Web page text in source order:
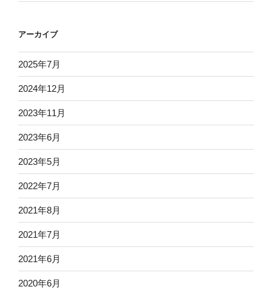
アーカイブ
2025年7月
2024年12月
2023年11月
2023年6月
2023年5月
2022年7月
2021年8月
2021年7月
2021年6月
2020年6月